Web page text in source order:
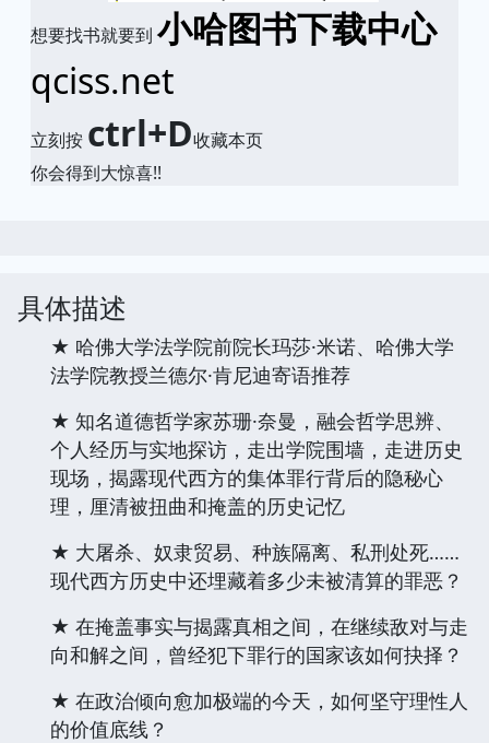
想要找书就要到 小哈图书下载中心
qciss.net
立刻按 ctrl+D收藏本页
你会得到大惊喜!!
具体描述
★ 哈佛大学法学院前院长玛莎·米诺、哈佛大学
法学院教授兰德尔·肯尼迪寄语推荐
★ 知名道德哲学家苏珊·奈曼，融会哲学思辨、
个人经历与实地探访，走出学院围墙，走进历史
现场，揭露现代西方的集体罪行背后的隐秘心
理，厘清被扭曲和掩盖的历史记忆
★ 大屠杀、奴隶贸易、种族隔离、私刑处死……
现代西方历史中还埋藏着多少未被清算的罪恶？
★ 在掩盖事实与揭露真相之间，在继续敌对与走
向和解之间，曾经犯下罪行的国家该如何抉择？
★ 在政治倾向愈加极端的今天，如何坚守理性人
的价值底线？